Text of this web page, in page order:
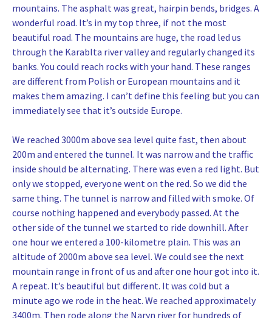
mountains. The asphalt was great, hairpin bends, bridges. A
wonderful road. It’s in my top three, if not the most
beautiful road. The mountains are huge, the road led us
through the Karablta river valley and regularly changed its
banks. You could reach rocks with your hand. These ranges
are different from Polish or European mountains and it
makes them amazing. I can’t define this feeling but you can
immediately see that it’s outside Europe.
We reached 3000m above sea level quite fast, then about
200m and entered the tunnel. It was narrow and the traffic
inside should be alternating. There was even a red light. But
only we stopped, everyone went on the red. So we did the
same thing. The tunnel is narrow and filled with smoke. Of
course nothing happened and everybody passed. At the
other side of the tunnel we started to ride downhill. After
one hour we entered a 100-kilometre plain. This was an
altitude of 2000m above sea level. We could see the next
mountain range in front of us and after one hour got into it.
A repeat. It’s beautiful but different. It was cold but a
minute ago we rode in the heat. We reached approximately
3400m. Then rode along the Naryn river for hundreds of